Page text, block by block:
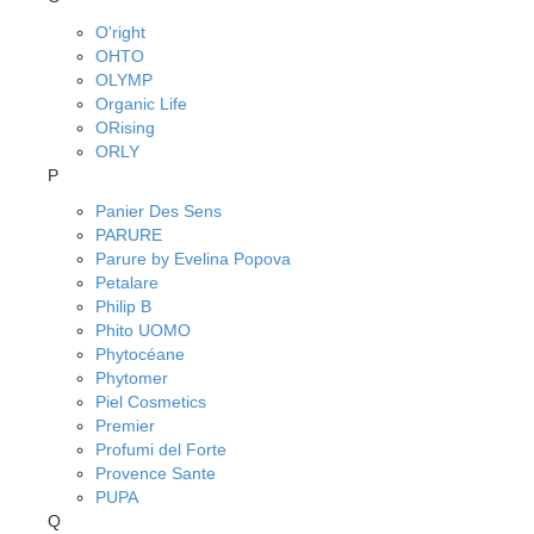
O'right
OHTO
OLYMP
Organic Life
ORising
ORLY
P
Panier Des Sens
PARURE
Parure by Evelina Popova
Petalare
Philip B
Phito UOMO
Phytocéane
Phytomer
Piel Cosmetics
Premier
Profumi del Forte
Provence Sante
PUPA
Q